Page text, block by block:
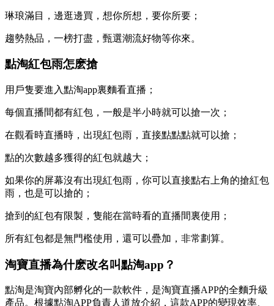
琳琅滿目，邊逛邊買，想你所想，要你所要；
趨勢熱品，一榜打盡，甄選潮流好物等你來。
點淘紅包雨怎麽搶
用戶隻要進入點淘app裏麵看直播；
每個直播間都有紅包，一般是半小時就可以搶一次；
在觀看時直播時，出現紅包雨，直接點點點就可以搶；
點的次數越多獲得的紅包就越大；
如果你的屏幕沒有出現紅包雨，你可以直接點右上角的搶紅包
雨，也是可以搶的；
搶到的紅包有限製，隻能在當時看的直播間裏使用；
所有紅包都是無門檻使用，還可以疊加，非常劃算。
淘寶直播為什麽改名叫點淘app？
點淘是淘寶內部孵化的一款軟件，是淘寶直播APP的全麵升級
產品。根據點淘APP負責人道放介紹，這款APP的變現效率、